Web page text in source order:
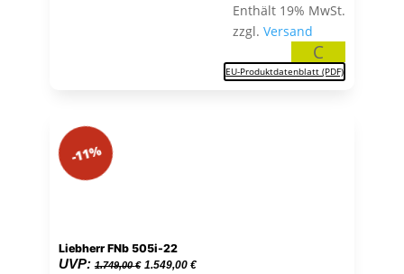
Enthält 19% MwSt.
zzgl.Versand
C
EU-Produktdatenblatt (PDF)
Liebherr FNb 505i-22
UVP: 1.749,00€ Ursprünglicher
1.549,00 €Aktueller
-11%